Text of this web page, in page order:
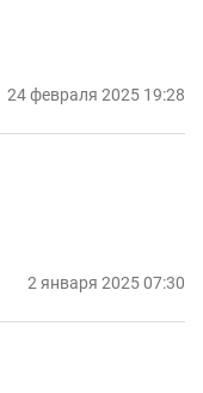
24 февраля 2025 19:28
2 января 2025 07:30